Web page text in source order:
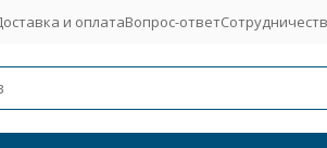
и оплатаВопрос-ответ